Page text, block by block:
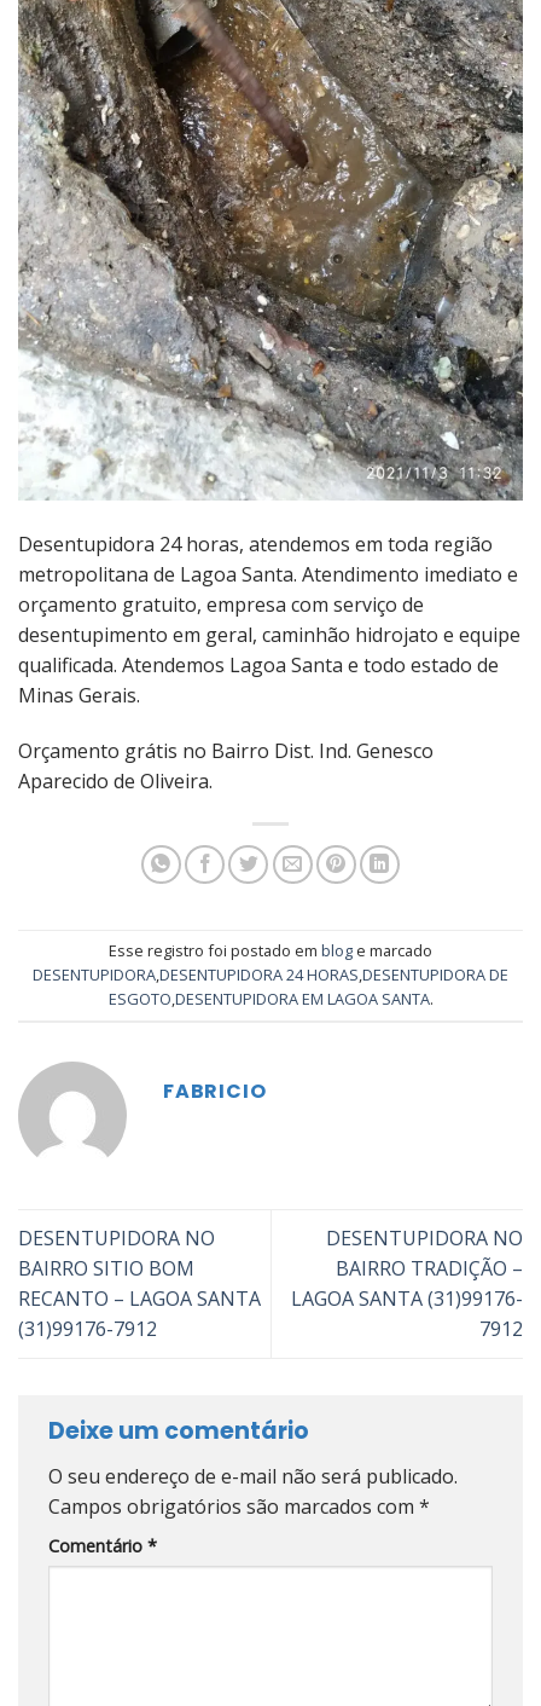
Desentupidora 24 horas, atendemos em toda região
metropolitana de Lagoa Santa. Atendimento imediato e
orçamento gratuito, empresa com serviço de
desentupimento em geral, caminhão hidrojato e equipe
qualificada. Atendemos Lagoa Santa e todo estado de
Minas Gerais.
Orçamento grátis no Bairro Dist. Ind. Genesco
Aparecido de Oliveira.
Esse registro foi postado em blog e marcado
DESENTUPIDORA,DESENTUPIDORA 24 HORAS,DESENTUPIDORA DE
ESGOTO,DESENTUPIDORA EM LAGOA SANTA.
FABRICIO
DESENTUPIDORA NO
BAIRRO SITIO BOM
RECANTO – LAGOA SANTA
(31)99176-7912
DESENTUPIDORA NO
BAIRRO TRADIÇÃO –
LAGOA SANTA (31)99176-
7912
Deixe um comentário
O seu endereço de e-mail não será publicado.
Campos obrigatórios são marcados com *
Comentário *